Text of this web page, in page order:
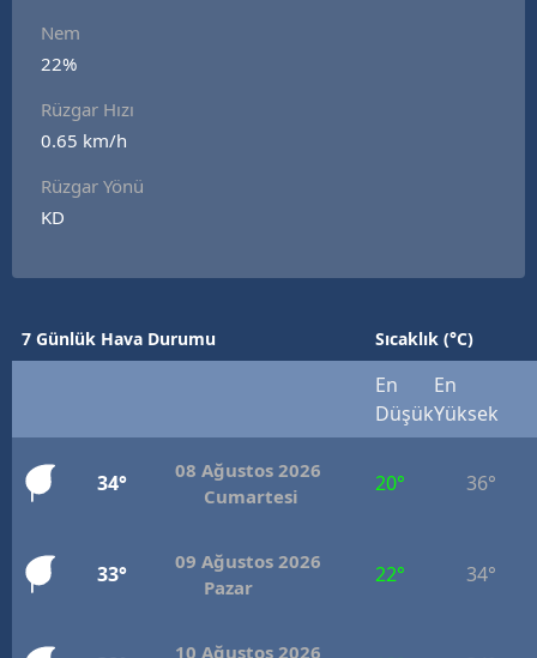
Nem
22%
Rüzgar Hızı
0.65 km/h
Rüzgar Yönü
KD
7 Günlük Hava Durumu Sıcaklık (°C)
En
Düşük
En
Yüksek
34°
08 Ağustos 2026
Cumartesi
20° 36°
33°
09 Ağustos 2026
Pazar
22° 34°
10 Ağustos 2026